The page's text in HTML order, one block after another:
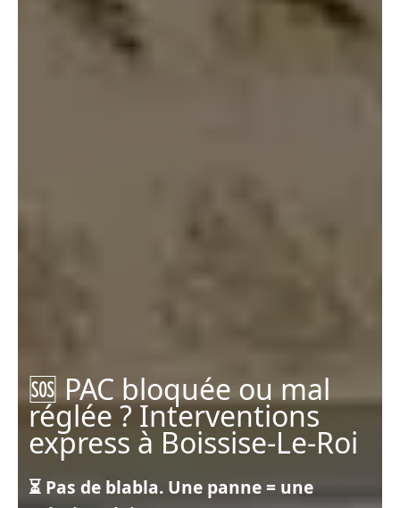
🆘 PAC bloquée ou mal
réglée ? Interventions
express à Boissise-Le-Roi
⏳ Pas de blabla. Une panne = une